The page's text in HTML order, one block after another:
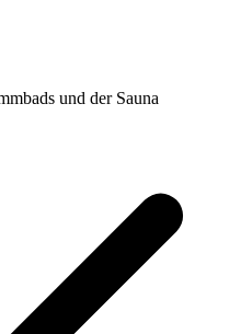
und der Sauna